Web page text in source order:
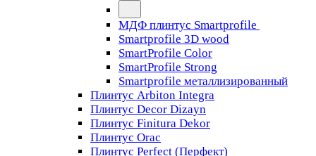
МДФ плинтус Smartprofile
Smartprofile 3D wood
SmartProfile Color
SmartProfile Strong
Smartprofile металлизированный
Плинтус Arbiton Integra
Плинтус Decor Dizayn
Плинтус Finitura Dekor
Плинтус Orac
Плинтус Perfect (Перфект)